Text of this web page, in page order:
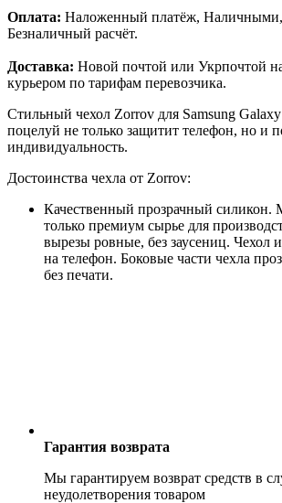
Оплата: Наложенный платёж, Наличными,
Безналичный расчёт.
Доставка: Новой почтой или Укрпочтой
курьером по тарифам перевозчика.
Стильный чехол Zorrov для Samsung
поцелуй не только защитит телефон, но и
индивидуальность.
Достоинства чехла от Zorrov:
Качественный прозрачный силикон.
только премиум сырье для
вырезы ровные, без заусениц. Чехол
на телефон. Боковые части чехла
без печати.
Гарантия возврата
Мы гарантируем возврат средств в
неудолетворения товаром